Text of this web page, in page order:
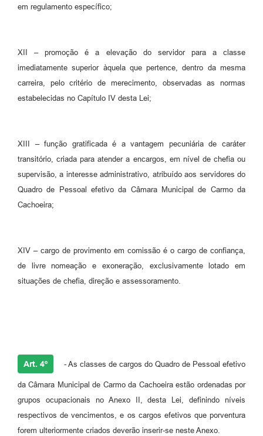
em regulamento específico;
XII – promoção é a elevação do servidor para a classe
imediatamente superior àquela que pertence, dentro da mesma
carreira, pelo critério de merecimento, observadas as normas
estabelecidas no Capítulo IV desta Lei;
XIII – função gratificada é a vantagem pecuniária de caráter
transitório, criada para atender a encargos, em nível de chefia ou
supervisão, a interesse administrativo, atribuído aos servidores do
Quadro de Pessoal efetivo da Câmara Municipal de Carmo da
Cachoeira;
XIV – cargo de provimento em comissão é o cargo de confiança,
de livre nomeação e exoneração, exclusivamente lotado em
situações de chefia, direção e assessoramento.
Art. 4º - As classes de cargos do Quadro de Pessoal efetivo
da Câmara Municipal de Carmo da Cachoeira estão ordenadas por
grupos ocupacionais no Anexo II, desta Lei, definindo níveis
respectivos de vencimentos, e os cargos efetivos que porventura
forem ulteriormente criados deverão inserir-se neste Anexo.